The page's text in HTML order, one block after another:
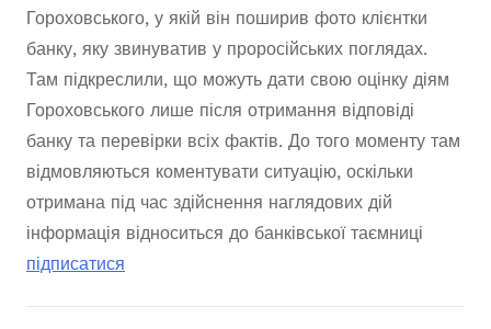
Гороховського, у якій він поширив фото клієнтки
банку, яку звинуватив у проросійських поглядах.
Там підкреслили, що можуть дати свою оцінку діям
Гороховського лише після отримання відповіді
банку та перевірки всіх фактів. До того моменту там
відмовляються коментувати ситуацію, оскільки
отримана під час здійснення наглядових дій
інформація відноситься до банківської таємниці
підписатися